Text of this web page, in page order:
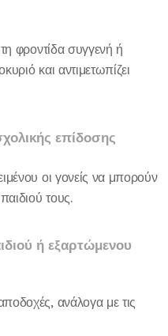
φροντίδα συγγενή ή
και αντιμετωπίζει
επίδοσης
οι γονείς να μπορούν
τους.
ή εξαρτώμενου
ανάλογα με τις